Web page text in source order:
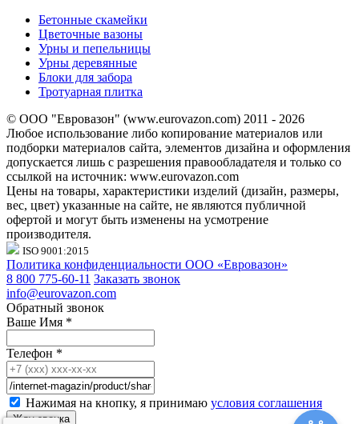
Бетонные скамейки
Цветочные вазоны
Урны и пепельницы
Урны деревянные
Блоки для забора
Тротуарная плитка
© ООО "Евровазон" (www.eurovazon.com) 2011 - 2026
Любое использование либо копирование материалов или
подборки материалов сайта, элементов дизайна и оформления
допускается лишь с разрешения правообладателя и только со
ссылкой на источник: www.eurovazon.com
Цены на товары, характеристики изделий (дизайн, размеры,
вес, цвет) указанные на сайте, не являются публичной
офертой и могут быть изменены на усмотрение
производителя.
ISO 9001:2015
Политика конфиденциальности ООО «Евровазон»
8 800 775-60-11 Заказать звонок
info@eurovazon.com
Обратный звонок
Ваше Имя *
Телефон *
Нажимая на кнопку, я принимаю условия соглашения